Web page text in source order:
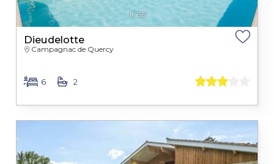
1/35
Dieudelotte
Campagnac de Quercy
6 2